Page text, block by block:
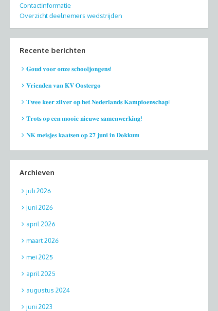
Contactinformatie
Overzicht deelnemers wedstrijden
Recente berichten
𝐆𝐨𝐮𝐝 𝐯𝐨𝐨𝐫 𝐨𝐧𝐳𝐞 𝐬𝐜𝐡𝐨𝐨𝐥𝐣𝐨𝐧𝐠𝐞𝐧𝐬!
𝐕𝐫𝐢𝐞𝐧𝐝𝐞𝐧 𝐯𝐚𝐧 𝐊𝐕 𝐎𝐨𝐬𝐭𝐞𝐫𝐠𝐨
𝐓𝐰𝐞𝐞 𝐤𝐞𝐞𝐫 𝐳𝐢𝐥𝐯𝐞𝐫 𝐨𝐩 𝐡𝐞𝐭 𝐍𝐞𝐝𝐞𝐫𝐥𝐚𝐧𝐝𝐬 𝐊𝐚𝐦𝐩𝐢𝐨𝐞𝐧𝐬𝐜𝐡𝐚𝐩!
𝐓𝐫𝐨𝐭𝐬 𝐨𝐩 𝐞𝐞𝐧 𝐦𝐨𝐨𝐢𝐞 𝐧𝐢𝐞𝐮𝐰𝐞 𝐬𝐚𝐦𝐞𝐧𝐰𝐞𝐫𝐤𝐢𝐧𝐠!
𝐍𝐊 𝐦𝐞𝐢𝐬𝐣𝐞𝐬 𝐤𝐚𝐚𝐭𝐬𝐞𝐧 𝐨𝐩 𝟐𝟕 𝐣𝐮𝐧𝐢 𝐢𝐧 𝐃𝐨𝐤𝐤𝐮𝐦
Archieven
juli 2026
juni 2026
april 2026
maart 2026
mei 2025
april 2025
augustus 2024
juni 2023